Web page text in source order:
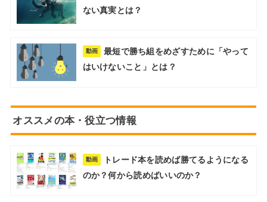
ない真実とは？
動画
最短で勝ち組をめざすために「やって
はいけないこと」とは？
オススメの本・役立つ情報
動画
トレード本を読めば勝てるようになる
のか？何から読めばいいのか？